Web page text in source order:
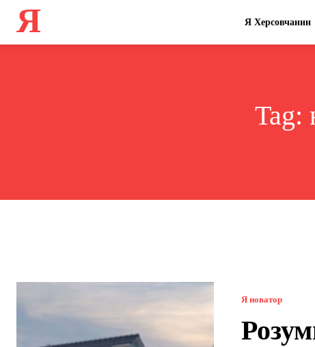
Я Я Херсовчанин
Tag:
Я новатор